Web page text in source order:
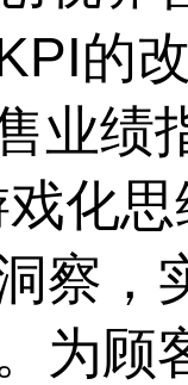
的
业绩
戏化
察，
为顾